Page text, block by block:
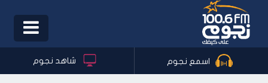
Toggle
اسمع نجوم شاهد نجوم